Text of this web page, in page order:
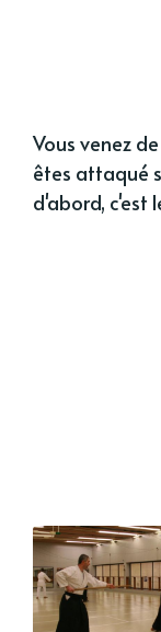
Vous venez
êtes attaqué
d'abord, c'est